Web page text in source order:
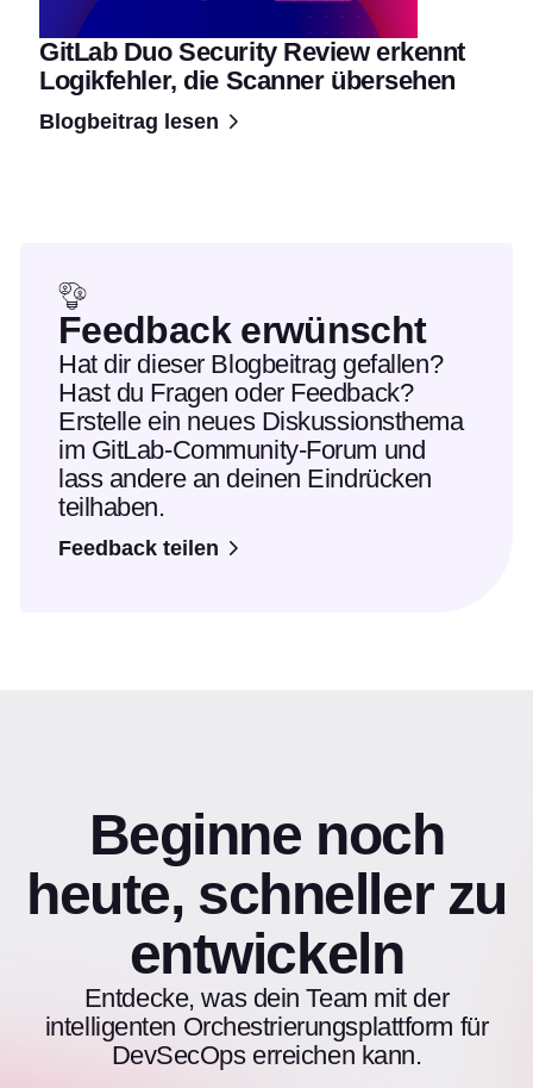
GitLab Duo Security Review erkennt
Logikfehler, die Scanner übersehen
Blogbeitrag lesen
Feedback erwünscht
Hat dir dieser Blogbeitrag gefallen?
Hast du Fragen oder Feedback?
Erstelle ein neues Diskussionsthema
im GitLab-Community-Forum und
lass andere an deinen Eindrücken
teilhaben.
Feedback teilen
Beginne noch
heute, schneller zu
entwickeln
Entdecke, was dein Team mit der
intelligenten Orchestrierungsplattform für
DevSecOps erreichen kann.